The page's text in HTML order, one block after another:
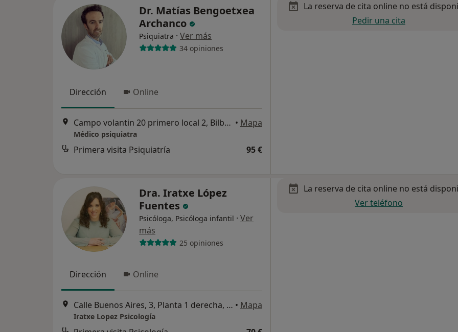
Dr. Matías Bengoetxea
Archanco
Psiquiatra · Ver más
34 opiniones
Dirección Online
Campo volantin 20 primero local 2, Bilbao • Mapa
Médico psiquiatra
Primera visita Psiquiatría 95 €
La reserva de cita online no está
Pedir una cita
Dra. Iratxe López
Fuentes
Psicóloga, Psicóloga infantil · Ver
más
25 opiniones
Dirección Online
Calle Buenos Aires, 3, Planta 1 derecha, Bilbao • Mapa
Iratxe Lopez Psicología
La reserva de cita online no está
Ver teléfono